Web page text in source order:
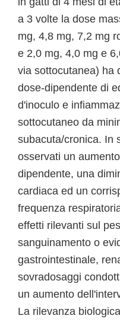
a 3 volte la dose
mg, 4,8 mg, 7,2 mg
e 2,0 mg, 4,0 mg e
via sottocutanea) ha
dose-dipendente di
d'inoculo e
sottocutaneo da
subacuta/cronica. In
osservati un
dipendente, una
cardiaca ed un
frequenza
effetti rilevanti sul
sanguinamento o
gastrointestinale,
sovradosaggi
un aumento
La rilevanza